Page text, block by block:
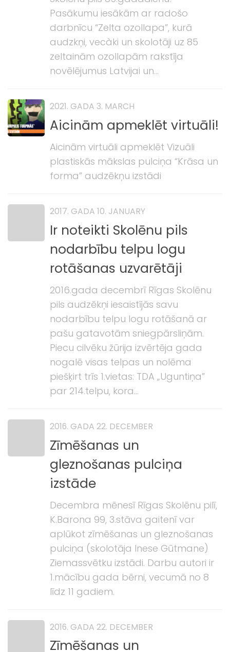
Pasākumu iesākām ar radošo
darbnīcu “Zelta ozollapa”, kurā
audzkņi, vecàki un skolotāji uz 85
zeltainām ozollapām rakstīja
novēlējumus Latvijai un...
2021. GADA 3. MARCH
Aicinām apmeklēt virtuāli!
Aicinām virtuāli apmeklēt Vizuāli
plastiskās mākslas pulciņa “Krāsa un
forma” audzēkņu izstādi
2017. GADA 10. JANUARY
Ir noteikti Skolēnu pils
nodarbību telpu logu
rotāšanas uzvarētāji
2016.gada decembrī Rīgas Skolēnu
pils audzēkņi iesaistījās savu
nodarbību telpu logu rotāšanā ar
pašu gatavotām sniegpārsliņām.
Piecu cilvēku žūrija izvērtēja gada
nogalē visas telpas un nolēma
piešķirt trīs 1.vietas: TDA „Uguntiņa”
par 214.telpu, kora...
2016. GADA 22. DECEMBER
Zīmēšanas un
gleznošanas pulciņa
izstāde
Decembra mēnesī Rīgas Skolēnu pilī,
K.Barona 99, 3.stāva gaitenī var
aplūkot zīmēšanas un gleznošanas
pulciņa (skolotāja Inese Gūtmane)
Ziemassvētku izstādi. Darbu autori ir
1.mācību gada bērni, vecumā no 8
līdz 11 gadiem.
2016. GADA 22. DECEMBER
Zīmēšanas un